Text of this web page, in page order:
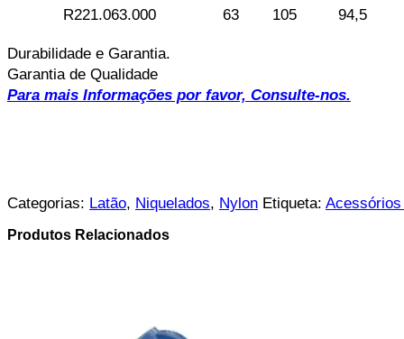
R221.063.000
63 105 94,5
Durabilidade e Garantia.
Garantia de Qualidade
Para mais Informações por favor, Consulte-nos.
Categorias: Latão, Niquelados, Nylon Etiqueta:
Produtos Relacionados